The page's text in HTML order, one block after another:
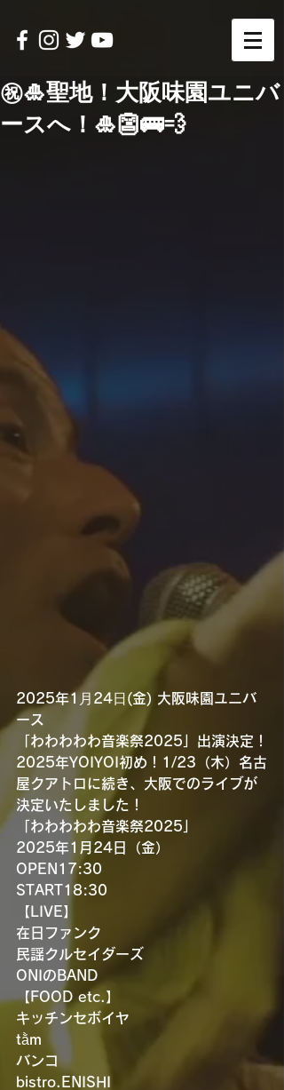
㊗️🎍聖地！大阪味園ユニバ
ースへ！🎍👺🚌💨
2025年1⽉24⽇(金) 大阪味園ユニバ
ース
「わわわわわ音楽祭2025」出演決定！
2025年YOIYOI初め！1/23（木）名古
屋クアトロに続き、大阪でのライブが
決定いたしました！
「わわわわわ音楽祭2025」
2025年1月24日（金）
OPEN17:30
START18:30
【LIVE】
在日ファンク
民謡クルセイダーズ
ONIのBAND
【FOOD etc.】
キッチンセボイヤ
tằm
バンコ
bistro.ENISHI